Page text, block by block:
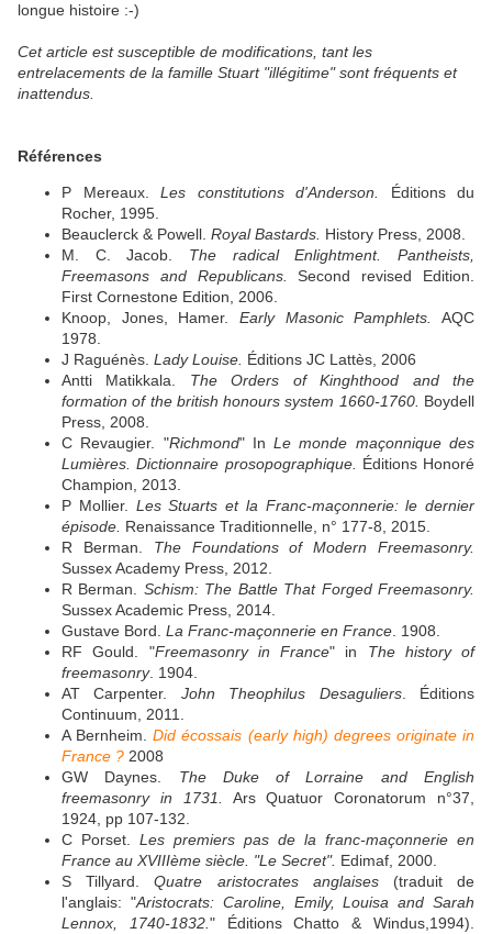
longue histoire :-)
Cet article est susceptible de modifications, tant les
entrelacements de la famille Stuart "illégitime" sont fréquents et
inattendus.
Références
P Mereaux. Les constitutions d'Anderson.
Éditions du
Rocher, 1995.
Beauclerck & Powell. Royal Bastards. History Press, 2008.
M. C. Jacob. The radical Enlightment. Pantheists,
Freemasons and Republicans.
Second revised Edition.
First Cornestone Edition, 2006.
Knoop, Jones, Hamer. Early Masonic Pamphlets.
AQC
1978.
J Raguénès. Lady Louise. Éditions JC Lattès, 2006
Antti Matikkala. The Orders of Kinghthood and the
formation of the british honours system 1660-1760. Boydell
Press, 2008.
C Revaugier. "Richmond" InLe monde maçonnique des
Lumières. Dictionnaire prosopographique. Éditions Honoré
Champion, 2013.
P Mollier. Les Stuarts et la Franc-maçonnerie: le dernier
épisode. Renaissance Traditionnelle, n° 177-8, 2015.
R Berman. The Foundations of Modern Freemasonry.
Sussex Academy Press, 2012.
R Berman. Schism: The Battle That Forged Freemasonry.
Sussex Academic Press, 2014.
Gustave Bord. La Franc-maçonnerie en France. 1908.
RF Gould. "Freemasonry in France" in The history of
freemasonry. 1904.
AT Carpenter. John Theophilus Desaguliers. Éditions
Continuum, 2011.
A Bernheim.Did écossais (early high) degrees originate in
France ? 2008
GW Daynes. The Duke of Lorraine and English
freemasonry in 1731.
Ars Quatuor Coronatorum n°37,
1924, pp 107-132.
C Porset. Les premiers pas de la franc-maçonnerie en
France au XVIIIème siècle. "Le Secret". Edimaf, 2000.
S Tillyard. Quatre aristocrates anglaises (traduit de
l'anglais: "Aristocrats: Caroline, Emily, Louisa and Sarah
Lennox, 1740-1832." Éditions Chatto & Windus,1994).